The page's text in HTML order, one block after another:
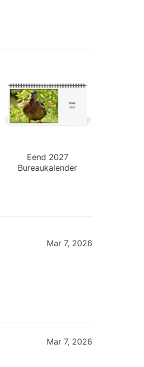
Eend 2027
Bureaukalender
Mar 7, 2026
Mar 7, 2026